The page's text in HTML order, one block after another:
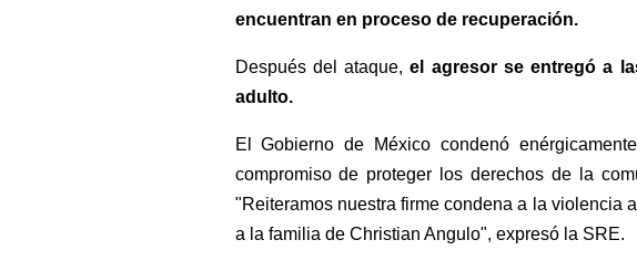
encuentran en proceso de recuperación.
Después del ataque, el agresor se entregó a
adulto.
El Gobierno de México condenó
compromiso de proteger los derechos de la
"Reiteramos nuestra firme condena a la violencia
a la familia de Christian Angulo", expresó la SRE.